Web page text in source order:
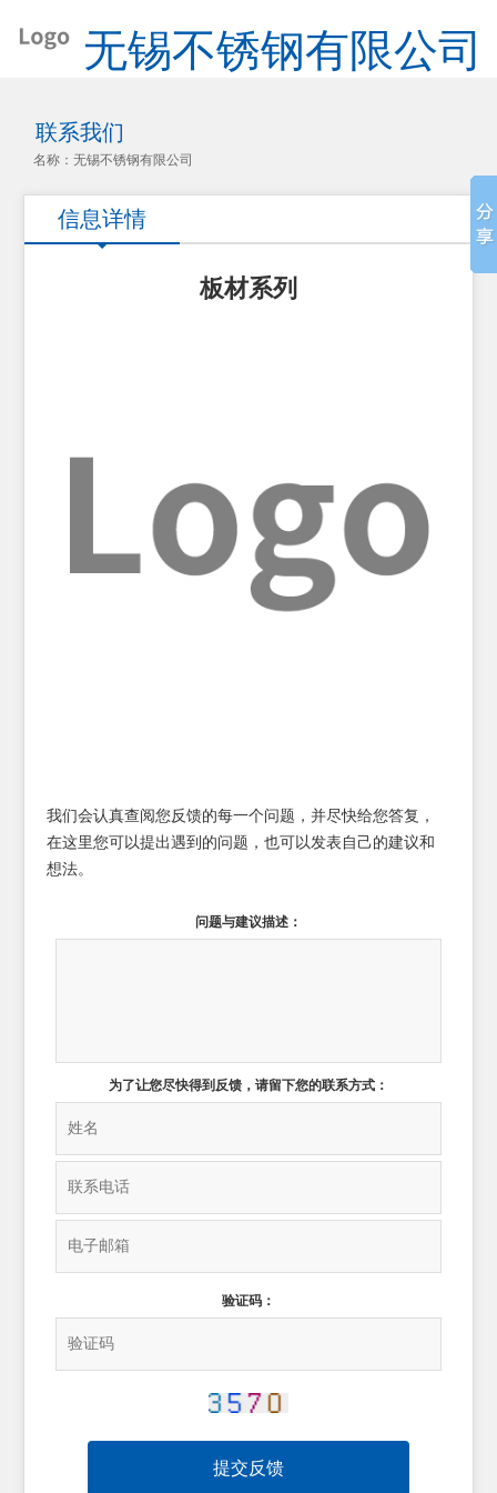
无锡不锈钢有限公司
联系我们
名称：无锡不锈钢有限公司
信息详情
板材系列
我们会认真查阅您反馈的每一个问题，并尽快给您答复，
在这里您可以提出遇到的问题，也可以发表自己的建议和
想法。
问题与建议描述：
为了让您尽快得到反馈，请留下您的联系方式：
验证码：